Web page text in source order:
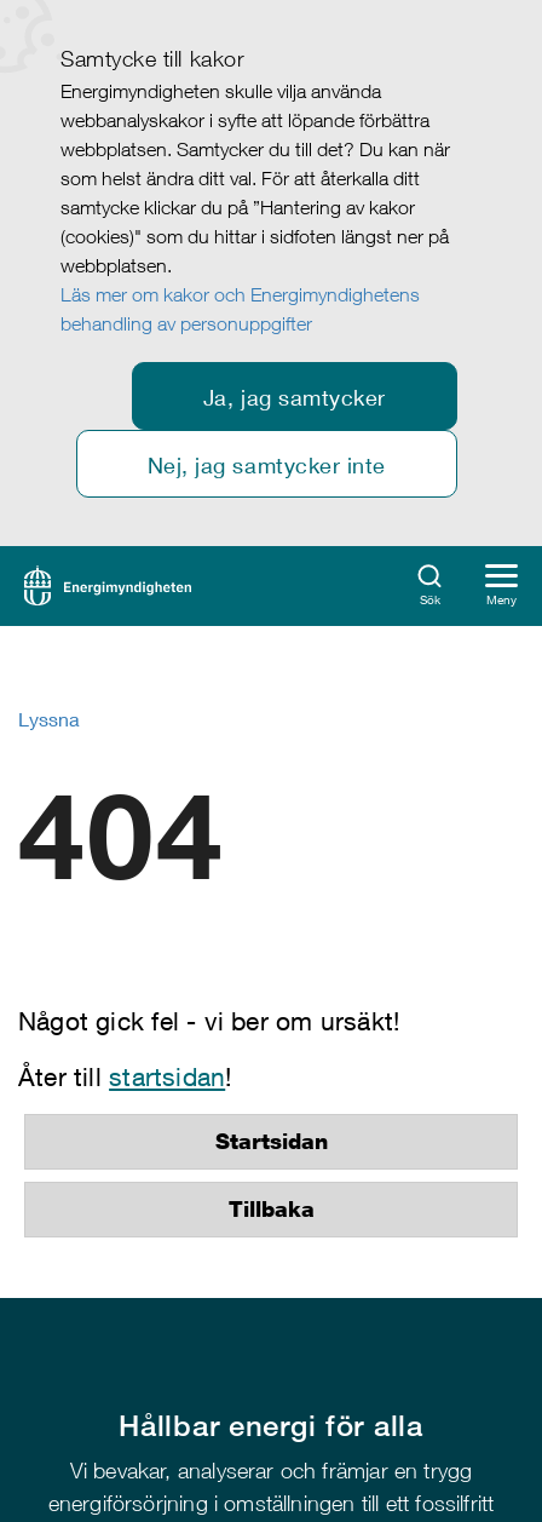
Samtycke till kakor
Energimyndigheten skulle vilja använda
webbanalyskakor i syfte att löpande förbättra
webbplatsen. Samtycker du till det? Du kan när
som helst ändra ditt val. För att återkalla ditt
samtycke klickar du på ”Hantering av kakor
(cookies)" som du hittar i sidfoten längst ner på
webbplatsen.
Läs mer om kakor och Energimyndighetens
behandling av personuppgifter
Ja, jag samtycker
Nej, jag samtycker inte
Sök Meny
Lyssna
404
Något gick fel - vi ber om ursäkt!
Åter tillstartsidan!
Startsidan
Tillbaka
Hållbar energi för alla
Vi bevakar, analyserar och främjar en trygg
energiförsörjning i omställningen till ett fossilfritt